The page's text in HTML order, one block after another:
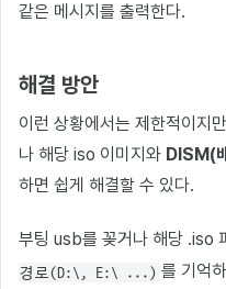
같은 메시지를 출력한다.
해결 방안
이런 상황에서는 제한적이지
나 해당 iso 이미지와 DISM(
하면 쉽게 해결할 수 있다.
부팅 usb를 꽂거나 해당 .iso
경로(D:\, E:\ ...) 를 기억